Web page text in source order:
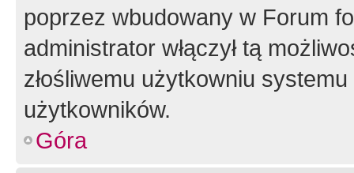
poprzez wbudowany w Forum
administrator włączył tą
złośliwemu użytkowniu
użytkowników.
Góra